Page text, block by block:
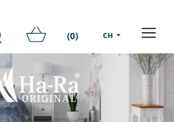
(0) CH